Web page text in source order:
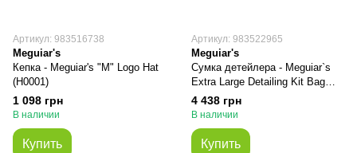
Артикул: 983516738
Meguiar's
Кепка - Meguiar's "M" Logo Hat
(H0001)
1 098 грн
В наличии
Купить
Артикул: 983522965
Meguiar's
Сумка детейлера - Meguiar`s
Extra Large Detailing Kit Bag
60x35x30 см. (ST025)
4 438 грн
В наличии
Купить